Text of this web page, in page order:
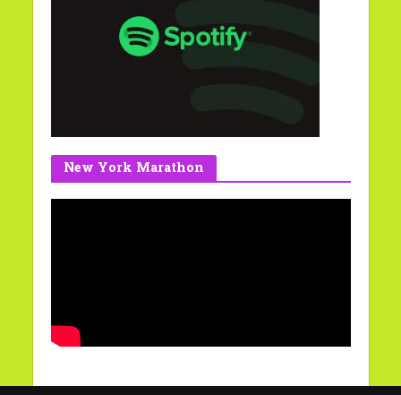
New York Marathon